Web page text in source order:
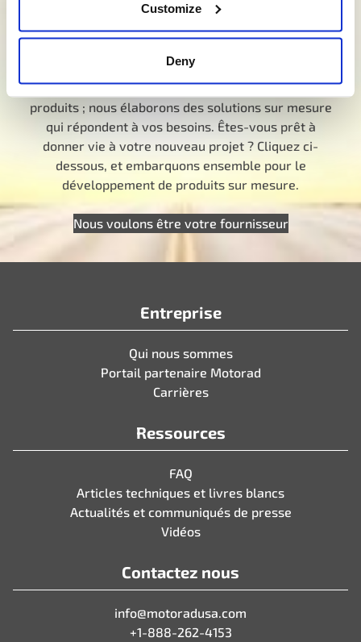
Customize
Deny
Parlez à un spécialiste MotoRad
Vous cherchez un développement sur
mesure ?
Nous ne nous contentons pas de proposer des
produits ; nous élaborons des solutions sur mesure
qui répondent à vos besoins. Êtes-vous prêt à
donner vie à votre nouveau projet ? Cliquez ci-
dessous, et embarquons ensemble pour le
développement de produits sur mesure.
Nous voulons être votre fournisseur
Entreprise
Qui nous sommes
Portail partenaire Motorad
Carrières
Ressources
FAQ
Articles techniques et livres blancs
Actualités et communiqués de presse
Vidéos
Contactez nous
info@motoradusa.com
+1-888-262-4153